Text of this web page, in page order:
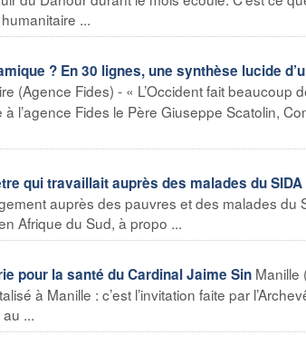
...
? En 30 lignes, une synthèse lucide
(Agence Fides) - « L’Occident fait beaucoup
l’agence Fides le Père Giuseppe Scatolin,
qui travaillait auprès des malades du SIDA
auprès des pauvres et des malades du
Afrique du Sud, à propo ...
pour la santé du Cardinal Jaime Sin Manille
à Manille : c’est l’invitation faite par
...